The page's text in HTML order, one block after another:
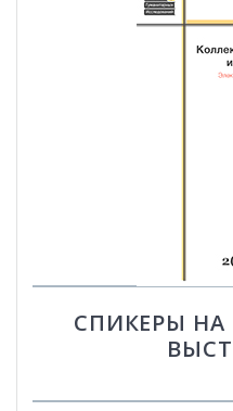
СПИКЕРЫ